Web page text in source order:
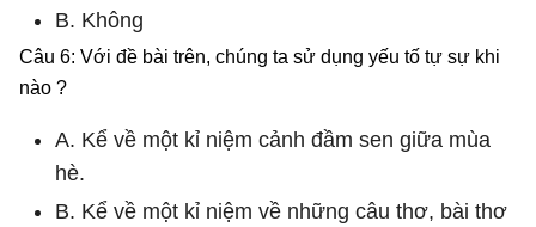
B. Không
Câu 6: Với đề bài trên, chúng ta sử dụng yếu tố tự sự khi
nào ?
A. Kể về một kỉ niệm cảnh đầm sen giữa mùa
hè.
B. Kể về một kỉ niệm về những câu thơ, bài thơ